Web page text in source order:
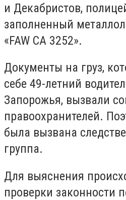
и Декабристов,
заполненный
«FAW CA 3252».
Документы на груз,
себе 49-летний
Запорожья, вызвали
правоохранителей.
была вызвана
группа.
Для выяснения
проверки законности